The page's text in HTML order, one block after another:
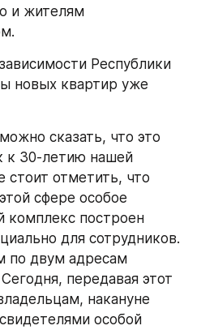
и жителям
Республики
новых квартир уже
сказать, что это
к 30-летию нашей
стоит отметить, что
сфере особое
комплекс построен
для сотрудников.
по двум адресам
передавая этот
накануне
особой